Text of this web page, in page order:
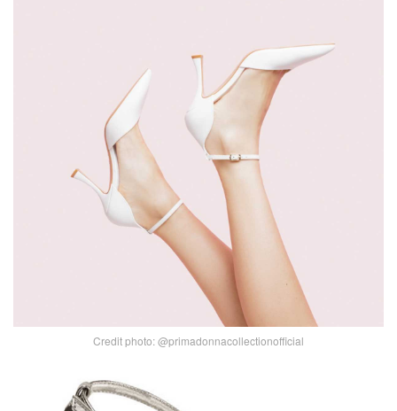
Credit photo: @primadonnacollectionofficial